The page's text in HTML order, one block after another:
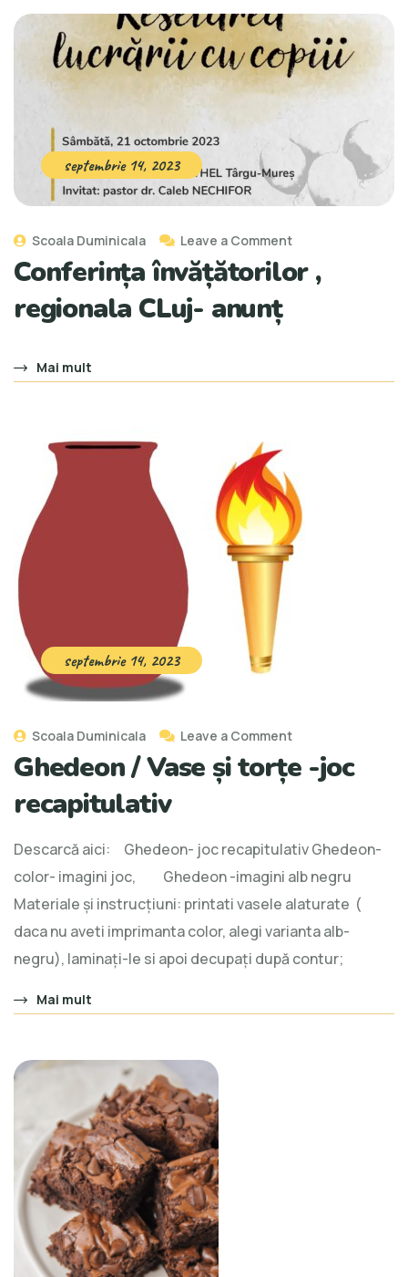
septembrie 14, 2023
Scoala Duminicala Leave a Comment
Conferința învățătorilor ,
regionala CLuj- anunț
Mai mult
septembrie 14, 2023
Scoala Duminicala Leave a Comment
Ghedeon / Vase și torțe -joc
recapitulativ
Descarcă aici: Ghedeon- joc recapitulativ Ghedeon-
color- imagini joc, Ghedeon -imagini alb negru
Materiale și instrucțiuni: printati vasele alaturate (
daca nu aveti imprimanta color, alegi varianta alb-
negru), laminaţi-le si apoi decupaţi după contur;
Mai mult